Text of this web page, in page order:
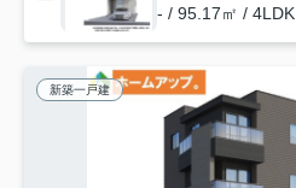
- / 95.17㎡ / 4LDK
新築一戸建